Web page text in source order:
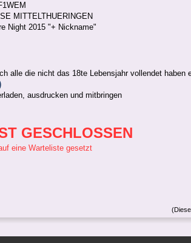
MITTELTHUERINGEN
Night 2015 "+ Nickname"
alle die nicht das 18te Lebensjahr vollendet haben
ausdrucken und mitbringen
GESCHLOSSEN
eine Warteliste gesetzt